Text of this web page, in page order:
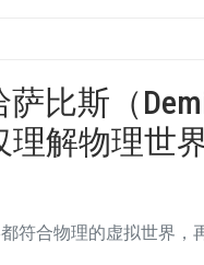
比斯（
解物理世
符合物理的虚拟世界，